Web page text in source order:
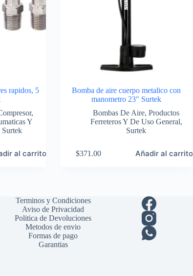
rapidos, 5
,
Y
Surtek
al carrito
Bomba de aire cuerpo metalico con
manometro 23″ Surtek
Bombas De Aire,Productos
Ferreteros Y De Uso General,
Surtek
$371.00 Añadir al carrito
Terminos y Condiciones
Aviso de Privacidad
Politica de Devoluciones
Metodos de envio
Formas de pago
Garantias